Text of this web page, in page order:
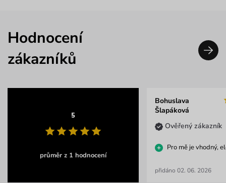
Hodnocení
zákazníků
5
průměr z 1 hodnocení
Bohuslava
Šlapáková
Ověřený zákazník
Pro mě je vhodný,
přidáno 02. 06. 2026